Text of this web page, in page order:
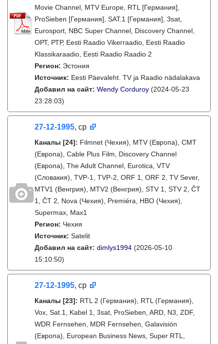
Movie Channel, MTV Europe, RTL [Германия],
ProSieben [Германия], SAT.1 [Германия], 3sat,
Eurosport, NBC Super Channel, Discovery Channel,
ОРТ, РТР, Eesti Raadio Vikerraadio, Eesti Raadio
Klassikaraadio, Eesti Raadio Raadio 2
Регион: Эстония
Источник: Eesti Päevaleht. TV ja Raadio nädalakava
Добавил на сайт: Wendy Corduroy (2024-05-23
23:28:03)
27-12-1995, ср
Каналы [24]: Filmnet (Чехия), MTV (Европа), CMT
(Европа), Cable Plus Film, Discovery Channel
(Европа), The Adult Channel, Eurotica, VTV
(Словакия), TVP-1, TVP-2, ORF 1, ORF 2, TV Sever,
MTV1 (Венгрия), MTV2 (Венгрия), STV 1, STV 2, ČT
1, ČT 2, Nova (Чехия), Premiéra, HBO (Чехия),
Supermax, Max1
Регион: Чехия
Источник: Satelit
Добавил на сайт: dimlys1994 (2026-05-10
15:10:50)
27-12-1995, ср
Каналы [23]: RTL 2 (Германия), RTL (Германия),
Vox, Sat.1, Kabel 1, 3sat, ProSieben, ARD, N3, ZDF,
WDR Fernsehen, MDR Fernsehen, Galavisión
(Европа), European Business News, Super RTL,